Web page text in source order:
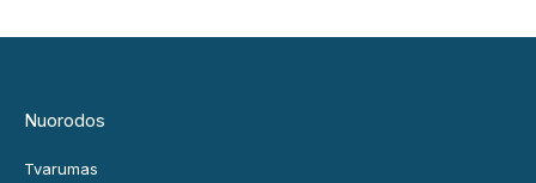
Nuorodos
Tvarumas